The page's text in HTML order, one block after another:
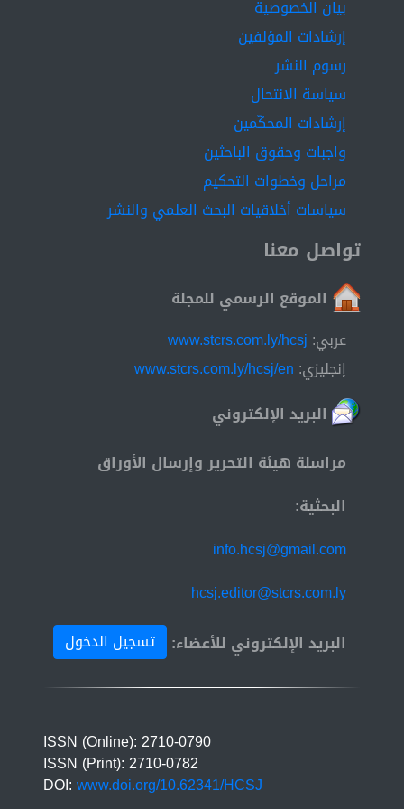
and that can only be found through the presence of
successful administrative leadership that seeks to
provide the appropriate organizational climate that
encourages creativity and leads to creative decisions
بيان الخصوصية
إرشادات المؤلفين
رسوم النشر
سياسة الانتحال
إرشادات المحكّمين
واجبات وحقوق الباحثين
مراحل وخطوات التحكيم
سياسات أخلاقيات البحث العلمي والنشر
تواصل معنا
الموقع الرسمي للمجلة
عربي: www.stcrs.com.ly/hcsj
إنجليزي: www.stcrs.com.ly/hcsj/en
البريد الإلكتروني
مراسلة هيئة التحرير وإرسال الأوراق
البحثية:
info.hcsj@gmail.com
hcsj.editor@stcrs.com.ly
البريد الإلكتروني للأعضاء:
تسجيل الدخول
ISSN (Online): 2710-0790
ISSN (Print): 2710-0782
DOI:www.doi.org/10.62341/HCSJ